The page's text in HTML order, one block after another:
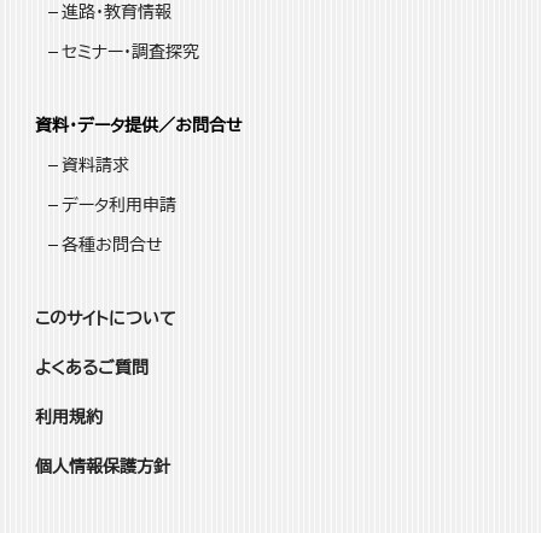
進路・教育情報
セミナー・調査探究
資料・データ提供／お問合せ
資料請求
データ利用申請
各種お問合せ
このサイトについて
よくあるご質問
利用規約
個人情報保護方針